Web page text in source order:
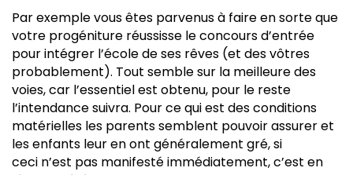
Par exemple vous êtes parvenus à faire en sorte que
votre progéniture réussisse le concours d’entrée
pour intégrer l’école de ses rêves (et des vôtres
probablement). Tout semble sur la meilleure des
voies, car l’essentiel est obtenu, pour le reste
l’intendance suivra. Pour ce qui est des conditions
matérielles les parents semblent pouvoir assurer et
les enfants leur en ont généralement gré, si
ceci n’est pas manifesté immédiatement, c’est en